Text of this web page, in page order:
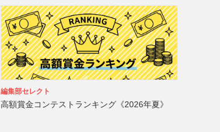
編集部セレクト
高額賞金コンテストランキング《2026年夏》